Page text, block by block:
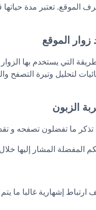
الموقع. تعتبر مدة
التي يستخدم بها الزوار
لتحليل وتيرة
تذكر ما تفضلون تصفحه و
المشار إليها
إشهارية غالبا ما